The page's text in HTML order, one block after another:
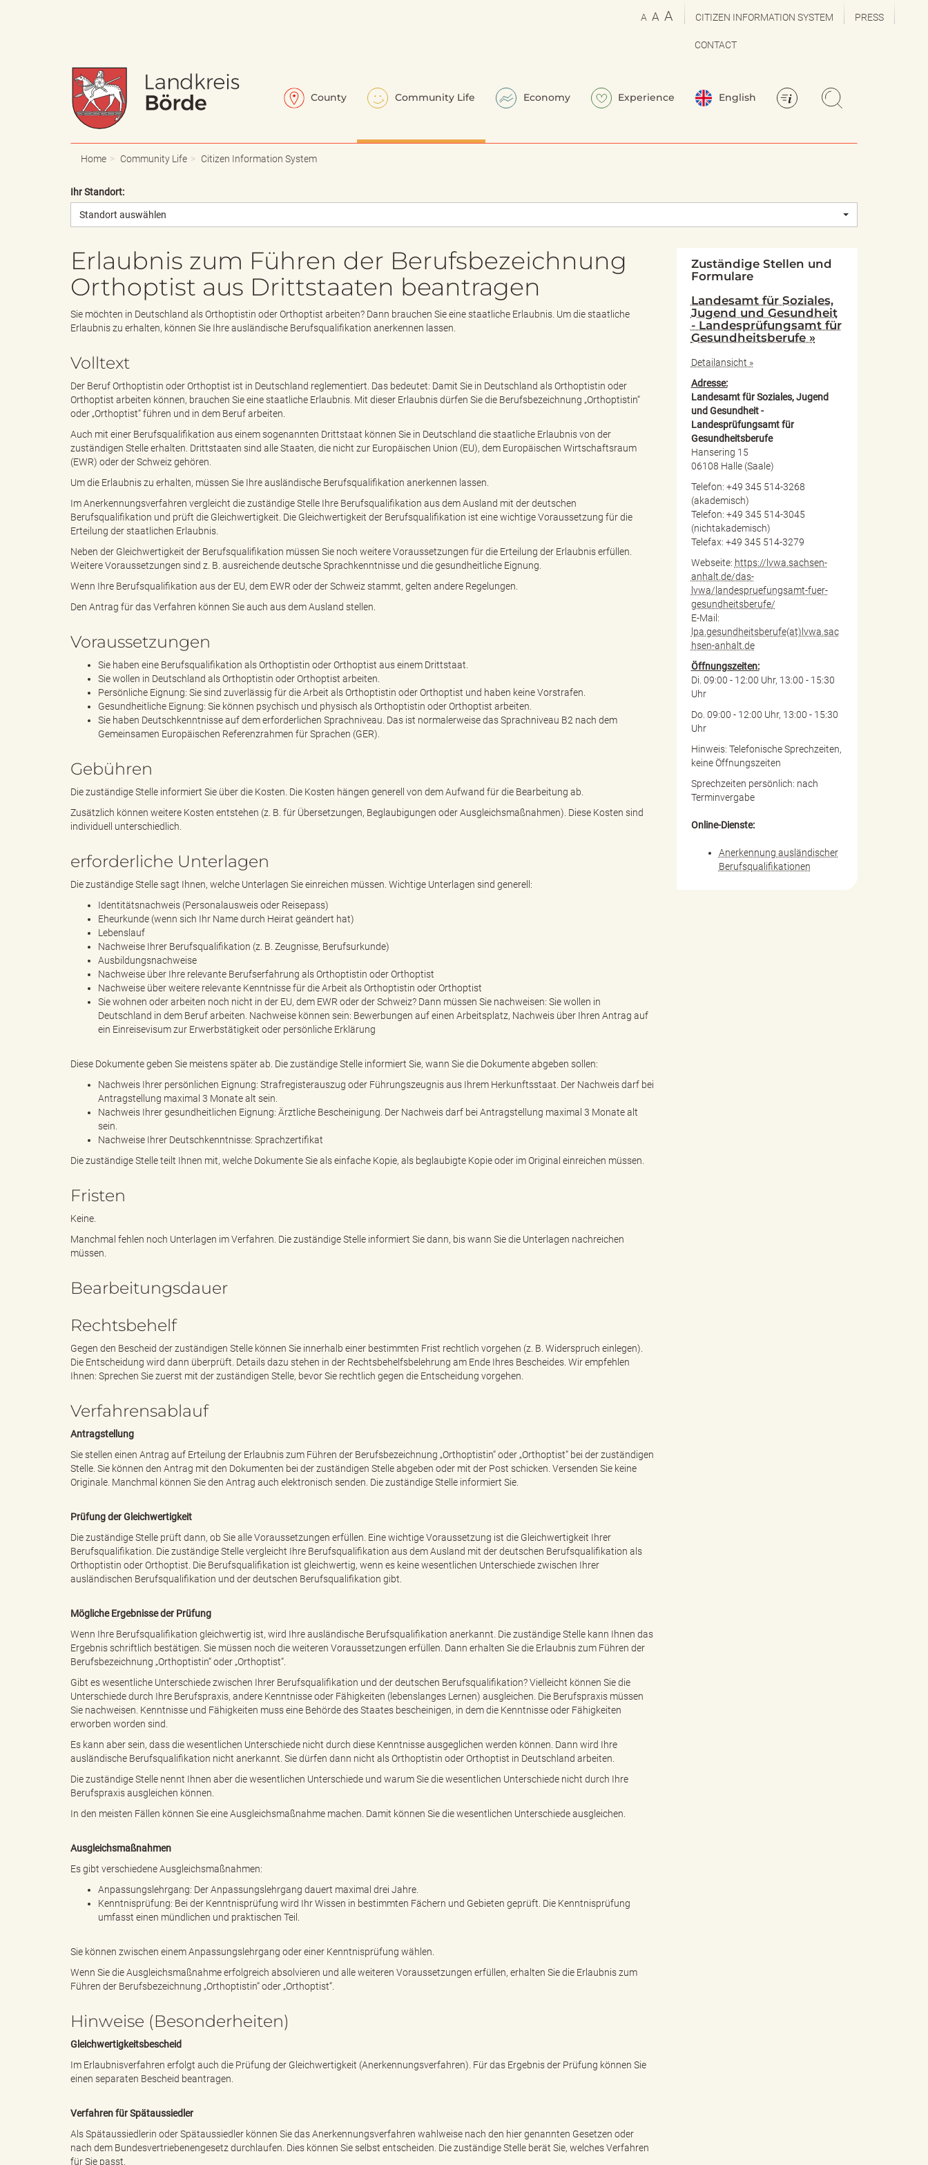
A A A CITIZEN INFORMATION SYSTEM PRESS
CONTACT
a
p
p
n
e
e
r
"
L
a
k
e
i
ö
d
e
l
i
County Community Life Economy Experience English
Home Community Life Citizen Information System
Ihr Standort:
Standort auswählen
Erlaubnis zum Führen der Berufsbezeichnung
Orthoptist aus Drittstaaten beantragen
Sie möchten in Deutschland als Orthoptistin oder Orthoptist arbeiten? Dann brauchen Sie eine staatliche Erlaubnis. Um die staatliche
Erlaubnis zu erhalten, können Sie Ihre ausländische Berufsqualifikation anerkennen lassen.
Volltext
Der Beruf Orthoptistin oder Orthoptist ist in Deutschland reglementiert. Das bedeutet: Damit Sie in Deutschland als Orthoptistin oder
Orthoptist arbeiten können, brauchen Sie eine staatliche Erlaubnis. Mit dieser Erlaubnis dürfen Sie die Berufsbezeichnung „Orthoptistin“
oder „Orthoptist“ führen und in dem Beruf arbeiten.
Auch mit einer Berufsqualifikation aus einem sogenannten Drittstaat können Sie in Deutschland die staatliche Erlaubnis von der
zuständigen Stelle erhalten. Drittstaaten sind alle Staaten, die nicht zur Europäischen Union (EU), dem Europäischen Wirtschaftsraum
(EWR) oder der Schweiz gehören.
Um die Erlaubnis zu erhalten, müssen Sie Ihre ausländische Berufsqualifikation anerkennen lassen.
Im Anerkennungsverfahren vergleicht die zuständige Stelle Ihre Berufsqualifikation aus dem Ausland mit der deutschen
Berufsqualifikation und prüft die Gleichwertigkeit. Die Gleichwertigkeit der Berufsqualifikation ist eine wichtige Voraussetzung für die
Erteilung der staatlichen Erlaubnis.
Neben der Gleichwertigkeit der Berufsqualifikation müssen Sie noch weitere Voraussetzungen für die Erteilung der Erlaubnis erfüllen.
Weitere Voraussetzungen sind z. B. ausreichende deutsche Sprachkenntnisse und die gesundheitliche Eignung.
Wenn Ihre Berufsqualifikation aus der EU, dem EWR oder der Schweiz stammt, gelten andere Regelungen.
Den Antrag für das Verfahren können Sie auch aus dem Ausland stellen.
Voraussetzungen
Sie haben eine Berufsqualifikation als Orthoptistin oder Orthoptist aus einem Drittstaat.
Sie wollen in Deutschland als Orthoptistin oder Orthoptist arbeiten.
Persönliche Eignung: Sie sind zuverlässig für die Arbeit als Orthoptistin oder Orthoptist und haben keine Vorstrafen.
Gesundheitliche Eignung: Sie können psychisch und physisch als Orthoptistin oder Orthoptist arbeiten.
Sie haben Deutschkenntnisse auf dem erforderlichen Sprachniveau. Das ist normalerweise das Sprachniveau B2 nach dem
Gemeinsamen Europäischen Referenzrahmen für Sprachen (GER).
Gebühren
Die zuständige Stelle informiert Sie über die Kosten. Die Kosten hängen generell von dem Aufwand für die Bearbeitung ab.
Zusätzlich können weitere Kosten entstehen (z. B. für Übersetzungen, Beglaubigungen oder Ausgleichsmaßnahmen). Diese Kosten sind
individuell unterschiedlich.
erforderliche Unterlagen
Die zuständige Stelle sagt Ihnen, welche Unterlagen Sie einreichen müssen. Wichtige Unterlagen sind generell:
Identitätsnachweis (Personalausweis oder Reisepass)
Eheurkunde (wenn sich Ihr Name durch Heirat geändert hat)
Lebenslauf
Nachweise Ihrer Berufsqualifikation (z. B. Zeugnisse, Berufsurkunde)
Ausbildungsnachweise
Nachweise über Ihre relevante Berufserfahrung als Orthoptistin oder Orthoptist
Nachweise über weitere relevante Kenntnisse für die Arbeit als Orthoptistin oder Orthoptist
Sie wohnen oder arbeiten noch nicht in der EU, dem EWR oder der Schweiz? Dann müssen Sie nachweisen: Sie wollen in
Deutschland in dem Beruf arbeiten. Nachweise können sein: Bewerbungen auf einen Arbeitsplatz, Nachweis über Ihren Antrag auf
ein Einreisevisum zur Erwerbstätigkeit oder persönliche Erklärung
Diese Dokumente geben Sie meistens später ab. Die zuständige Stelle informiert Sie, wann Sie die Dokumente abgeben sollen:
Nachweis Ihrer persönlichen Eignung: Strafregisterauszug oder Führungszeugnis aus Ihrem Herkunftsstaat. Der Nachweis darf bei
Antragstellung maximal 3 Monate alt sein.
Nachweis Ihrer gesundheitlichen Eignung: Ärztliche Bescheinigung. Der Nachweis darf bei Antragstellung maximal 3 Monate alt
sein.
Nachweise Ihrer Deutschkenntnisse: Sprachzertifikat
Die zuständige Stelle teilt Ihnen mit, welche Dokumente Sie als einfache Kopie, als beglaubigte Kopie oder im Original einreichen müssen.
Fristen
Keine.
Manchmal fehlen noch Unterlagen im Verfahren. Die zuständige Stelle informiert Sie dann, bis wann Sie die Unterlagen nachreichen
müssen.
Bearbeitungsdauer
Rechtsbehelf
Gegen den Bescheid der zuständigen Stelle können Sie innerhalb einer bestimmten Frist rechtlich vorgehen (z. B. Widerspruch einlegen).
Die Entscheidung wird dann überprüft. Details dazu stehen in der Rechtsbehelfsbelehrung am Ende Ihres Bescheides. Wir empfehlen
Ihnen: Sprechen Sie zuerst mit der zuständigen Stelle, bevor Sie rechtlich gegen die Entscheidung vorgehen.
Verfahrensablauf
Antragstellung
Sie stellen einen Antrag auf Erteilung der Erlaubnis zum Führen der Berufsbezeichnung „Orthoptistin“ oder „Orthoptist“ bei der zuständigen
Stelle. Sie können den Antrag mit den Dokumenten bei der zuständigen Stelle abgeben oder mit der Post schicken. Versenden Sie keine
Originale. Manchmal können Sie den Antrag auch elektronisch senden. Die zuständige Stelle informiert Sie.
Prüfung der Gleichwertigkeit
Die zuständige Stelle prüft dann, ob Sie alle Voraussetzungen erfüllen. Eine wichtige Voraussetzung ist die Gleichwertigkeit Ihrer
Berufsqualifikation. Die zuständige Stelle vergleicht Ihre Berufsqualifikation aus dem Ausland mit der deutschen Berufsqualifikation als
Orthoptistin oder Orthoptist. Die Berufsqualifikation ist gleichwertig, wenn es keine wesentlichen Unterschiede zwischen Ihrer
ausländischen Berufsqualifikation und der deutschen Berufsqualifikation gibt.
Mögliche Ergebnisse der Prüfung
Wenn Ihre Berufsqualifikation gleichwertig ist, wird Ihre ausländische Berufsqualifikation anerkannt. Die zuständige Stelle kann Ihnen das
Ergebnis schriftlich bestätigen. Sie müssen noch die weiteren Voraussetzungen erfüllen. Dann erhalten Sie die Erlaubnis zum Führen der
Berufsbezeichnung „Orthoptistin“ oder „Orthoptist“.
Gibt es wesentliche Unterschiede zwischen Ihrer Berufsqualifikation und der deutschen Berufsqualifikation? Vielleicht können Sie die
Unterschiede durch Ihre Berufspraxis, andere Kenntnisse oder Fähigkeiten (lebenslanges Lernen) ausgleichen. Die Berufspraxis müssen
Sie nachweisen. Kenntnisse und Fähigkeiten muss eine Behörde des Staates bescheinigen, in dem die Kenntnisse oder Fähigkeiten
erworben worden sind.
Es kann aber sein, dass die wesentlichen Unterschiede nicht durch diese Kenntnisse ausgeglichen werden können. Dann wird Ihre
ausländische Berufsqualifikation nicht anerkannt. Sie dürfen dann nicht als Orthoptistin oder Orthoptist in Deutschland arbeiten.
Die zuständige Stelle nennt Ihnen aber die wesentlichen Unterschiede und warum Sie die wesentlichen Unterschiede nicht durch Ihre
Berufspraxis ausgleichen können.
In den meisten Fällen können Sie eine Ausgleichsmaßnahme machen. Damit können Sie die wesentlichen Unterschiede ausgleichen.
Ausgleichsmaßnahmen
Es gibt verschiedene Ausgleichsmaßnahmen:
Anpassungslehrgang: Der Anpassungslehrgang dauert maximal drei Jahre.
Kenntnisprüfung: Bei der Kenntnisprüfung wird Ihr Wissen in bestimmten Fächern und Gebieten geprüft. Die Kenntnisprüfung
umfasst einen mündlichen und praktischen Teil.
Sie können zwischen einem Anpassungslehrgang oder einer Kenntnisprüfung wählen.
Wenn Sie die Ausgleichsmaßnahme erfolgreich absolvieren und alle weiteren Voraussetzungen erfüllen, erhalten Sie die Erlaubnis zum
Führen der Berufsbezeichnung „Orthoptistin“ oder „Orthoptist“.
Hinweise (Besonderheiten)
Gleichwertigkeitsbescheid
Im Erlaubnisverfahren erfolgt auch die Prüfung der Gleichwertigkeit (Anerkennungsverfahren). Für das Ergebnis der Prüfung können Sie
einen separaten Bescheid beantragen.
Verfahren für Spätaussiedler
Als Spätaussiedlerin oder Spätaussiedler können Sie das Anerkennungsverfahren wahlweise nach den hier genannten Gesetzen oder
nach dem Bundesvertriebenengesetz durchlaufen. Dies können Sie selbst entscheiden. Die zuständige Stelle berät Sie, welches Verfahren
für Sie passt.
Zuständige Stellen und
Formulare
Landesamt für Soziales,
Jugend und Gesundheit
- Landesprüfungsamt für
Gesundheitsberufe »
Detailansicht »
Adresse:
Landesamt für Soziales, Jugend
und Gesundheit -
Landesprüfungsamt für
Gesundheitsberufe
Hansering 15
06108 Halle (Saale)
Telefon: +49 345 514-3268
(akademisch)
Telefon: +49 345 514-3045
(nichtakademisch)
Telefax: +49 345 514-3279
Webseite: https://lvwa.sachsen-
anhalt.de/das-
lvwa/landespruefungsamt-fuer-
gesundheitsberufe/
E-Mail:
lpa.gesundheitsberufe(at)lvwa.sac
hsen-anhalt.de
Öffnungszeiten:
Di. 09:00 - 12:00 Uhr, 13:00 - 15:30
Uhr
Do. 09:00 - 12:00 Uhr, 13:00 - 15:30
Uhr
Hinweis: Telefonische Sprechzeiten,
keine Öffnungszeiten
Sprechzeiten persönlich: nach
Terminvergabe
Online-Dienste:
Anerkennung ausländischer
Berufsqualifikationen